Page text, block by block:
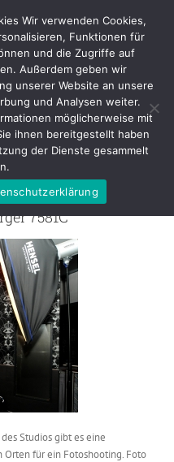
Zurück
7581C
Studios gibt es eine
für ein Fotoshooting. Foto
Wir verwenden Cookies,
Funktionen für
und die Zugriffe auf
Außerdem geben wir
unserer Website an unsere
und Analysen weiter.
möglicherweise mit
ihnen bereitgestellt haben
der Dienste gesammelt